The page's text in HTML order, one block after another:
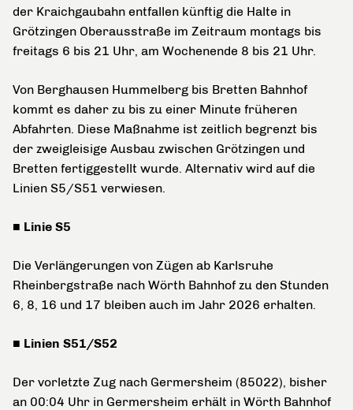
der Kraichgaubahn entfallen künftig die Halte in
Grötzingen Oberausstraße im Zeitraum montags bis
freitags 6 bis 21 Uhr, am Wochenende 8 bis 21 Uhr.
Von Berghausen Hummelberg bis Bretten Bahnhof
kommt es daher zu bis zu einer Minute früheren
Abfahrten. Diese Maßnahme ist zeitlich begrenzt bis
der zweigleisige Ausbau zwischen Grötzingen und
Bretten fertiggestellt wurde. Alternativ wird auf die
Linien S5/S51 verwiesen.
■ Linie S5
Die Verlängerungen von Zügen ab Karlsruhe
Rheinbergstraße nach Wörth Bahnhof zu den Stunden
6, 8, 16 und 17 bleiben auch im Jahr 2026 erhalten.
■ Linien S51/S52
Der vorletzte Zug nach Germersheim (85022), bisher
an 00:04 Uhr in Germersheim erhält in Wörth Bahnhof